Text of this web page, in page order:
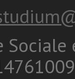
Sociale